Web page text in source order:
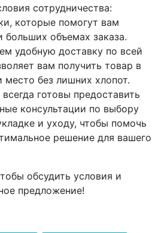
сотрудничества:
которые помогут вам
больших объемах заказа.
удобную доставку по всей
вам получить товар в
без лишних хлопот.
готовы предоставить
консультации по выбору
и уходу, чтобы помочь
решение для вашего
обсудить условия и
предложение!